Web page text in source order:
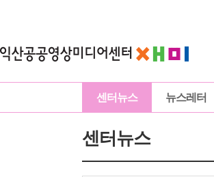
센터뉴스 뉴스레터
센터뉴스